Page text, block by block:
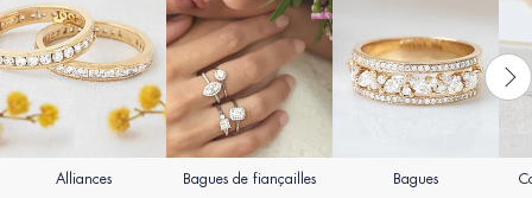
Alliances Bagues de fiançailles Bagues